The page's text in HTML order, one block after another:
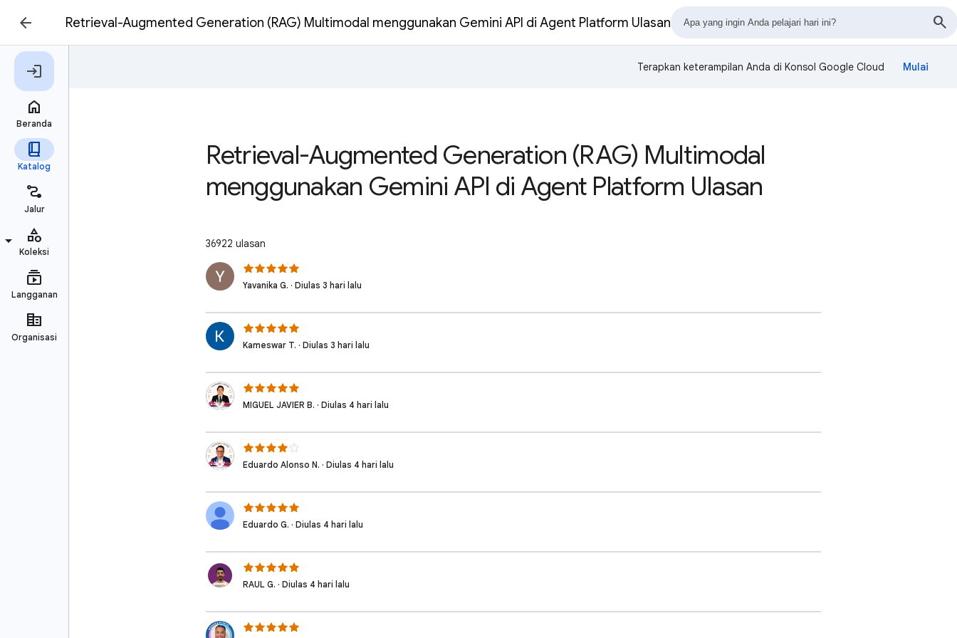
Retrieval-Augmented Generation (RAG) Multimodal menggunakan Gemini API di Agent Platform Ulasan
Terapkan keterampilan Anda di Konsol Google Cloud
Retrieval-Augmented Generation (RAG) Multimodal
menggunakan Gemini API di Agent Platform Ulasan
36922 ulasan
Yavanika G. · Diulas 3 hari lalu
Kameswar T. · Diulas 3 hari lalu
MIGUEL JAVIER B. · Diulas 4 hari lalu
Eduardo Alonso N. · Diulas 4 hari lalu
Eduardo G. · Diulas 4 hari lalu
RAUL G. · Diulas 4 hari lalu